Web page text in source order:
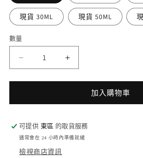
現貨 30ML 現貨 50ML
數量
Hermès
羅
河
花
Hermès
羅
河
加入購物車
可提供 東區 的取貨服務
通常會在 24 小時內準備就緒
檢視商店資訊